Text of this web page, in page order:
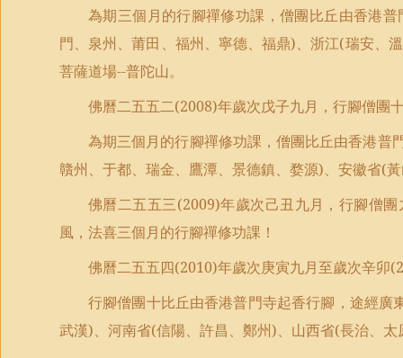
為期三個月的行腳禪修功課，僧團比丘由香港
門、泉州、莆田、福州、寧德、福鼎)、浙江(瑞安、
菩薩道場--普陀山。
佛曆二五五二(2008)年歲次戊子九月，行腳僧團
為期三個月的行腳禪修功課，僧團比丘由香港普
贛州、于都、瑞金、鷹潭、景德鎮、婺源)、安徽省(
佛曆二五五三(2009)年歲次己丑九月，行腳僧
風，法喜三個月的行腳禪修功課！
佛曆二五五四(2010)年歲次庚寅九月至歲次辛卯
行腳僧團十比丘由香港普門寺起香行腳，途經廣
武漢)、河南省(信陽、許昌、鄭州)、山西省(長治、太